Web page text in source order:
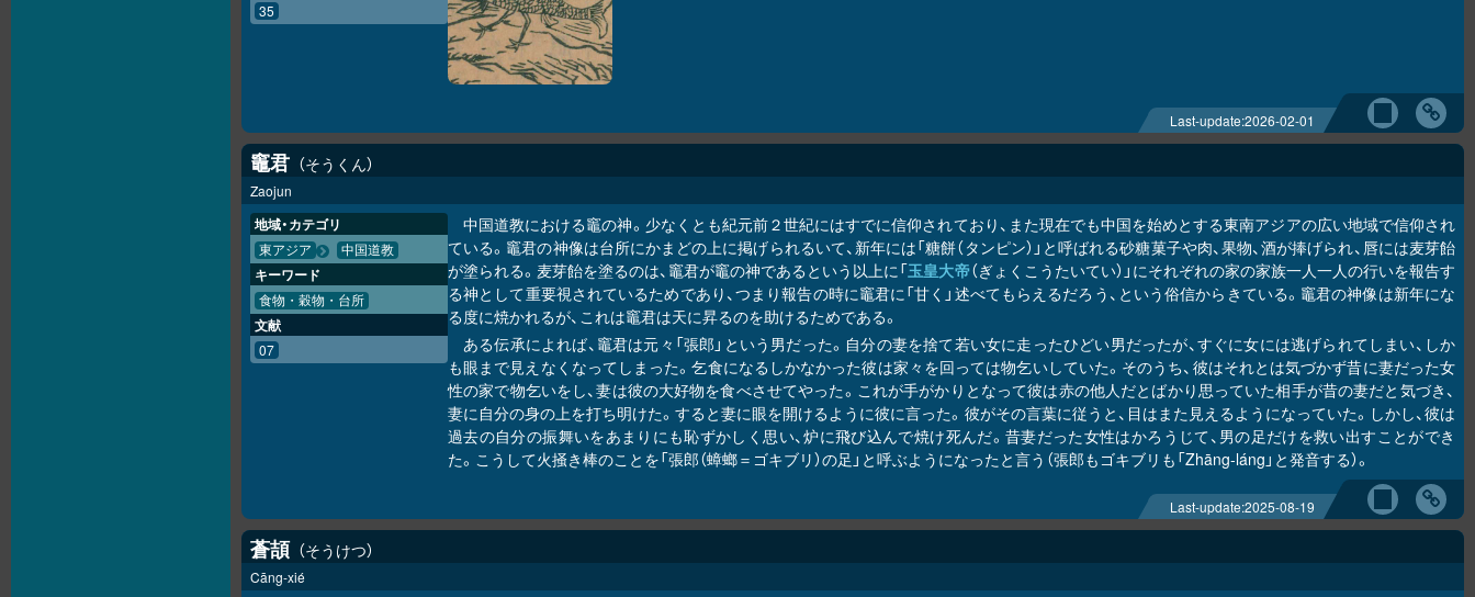
35
Last-update:2026-02-01
竈君 そうくん
Zaojun
中国道教における竈の神。少なくとも紀元前２世紀にはすでに信仰されており、また現在でも中国を始めとする東南アジアの広い地域で信仰され
ている。竈君の神像は台所にかまどの上に掲げられるいて、新年には「糖餅（タンピン）」と呼ばれる砂糖菓子や肉、果物、酒が捧げられ、唇には麦芽飴
が塗られる。麦芽飴を塗るのは、竈君が竈の神であるという以上に「玉皇大帝（ぎょくこうたいてい）」にそれぞれの家の家族一人一人の行いを報告す
る神として重要視されているためであり、つまり報告の時に竈君に「甘く」述べてもらえるだろう、という俗信からきている。竈君の神像は新年にな
る度に焼かれるが、これは竈君は天に昇るのを助けるためである。
ある伝承によれば、竈君は元々「張郎」という男だった。自分の妻を捨て若い女に走ったひどい男だったが、すぐに女には逃げられてしまい、しか
も眼まで見えなくなってしまった。乞食になるしかなかった彼は家々を回っては物乞いしていた。そのうち、彼はそれとは気づかず昔に妻だった女
性の家で物乞いをし、妻は彼の大好物を食べさせてやった。これが手がかりとなって彼は赤の他人だとばかり思っていた相手が昔の妻だと気づき、
妻に自分の身の上を打ち明けた。すると妻に眼を開けるように彼に言った。彼がその言葉に従うと、目はまた見えるようになっていた。しかし、彼は
過去の自分の振舞いをあまりにも恥ずかしく思い、炉に飛び込んで焼け死んだ。昔妻だった女性はかろうじて、男の足だけを救い出すことができ
た。こうして火掻き棒のことを「張郎（蟑螂＝ゴキブリ）の足」と呼ぶようになったと言う（張郎もゴキブリも「Zhāng-láng」と発音する）。
地域・カテゴリ
東アジア 中国道教
キーワード
食物・穀物・台所
文献
07
Last-update:2025-08-19
蒼頡 そうけつ
Cāng-xié